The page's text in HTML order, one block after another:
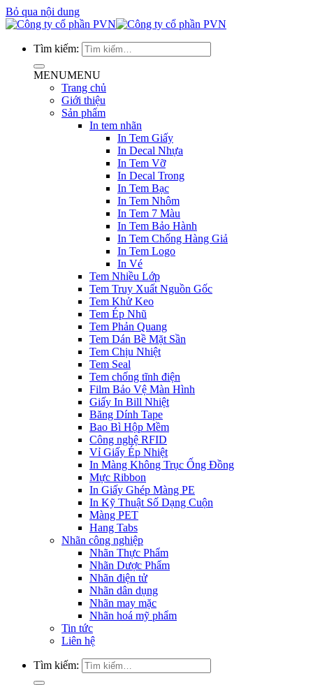
Bỏ qua nội dung
Tìm kiếm:
MENUMENU
Trang chủ
Giới thiệu
Sản phẩm
In tem nhãn
In Tem Giấy
In Decal Nhựa
In Tem Vỡ
In Decal Trong
In Tem Bạc
In Tem Nhôm
In Tem 7 Màu
In Tem Bảo Hành
In Tem Chống Hàng Giả
In Tem Logo
In Vé
Tem Nhiều Lớp
Tem Truy Xuất Nguồn Gốc
Tem Khử Keo
Tem Ép Nhũ
Tem Phản Quang
Tem Dán Bề Mặt Sần
Tem Chịu Nhiệt
Tem Seal
Tem chống tĩnh điện
Film Bảo Vệ Màn Hình
Giấy In Bill Nhiệt
Băng Dính Tape
Bao Bì Hộp Mềm
Công nghệ RFID
Vỉ Giấy Ép Nhiệt
In Màng Không Trục Ống Đồng
Mực Ribbon
In Giấy Ghép Màng PE
In Kỹ Thuật Số Dạng Cuộn
Màng PET
Hang Tabs
Nhãn công nghiệp
Nhãn Thực Phẩm
Nhãn Dược Phẩm
Nhãn điện tử
Nhãn dân dụng
Nhãn may mặc
Nhãn hoá mỹ phẩm
Tin tức
Liên hệ
Tìm kiếm: